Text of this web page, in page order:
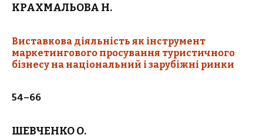
КРАХМАЛЬОВА Н.
Виставкова діяльність як інструмент
маркетингового просування туристичного
бізнесу на національний і зарубіжні ринки
54–66
ШЕВЧЕНКО О.